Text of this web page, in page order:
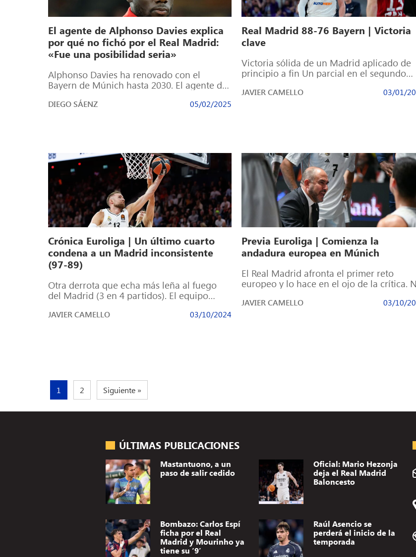
El agente de Alphonso Davies explica
por qué no fichó por el Real Madrid:
«Fue una posibilidad seria»
Alphonso Davies ha renovado con el
Bayern de Múnich hasta 2030. El agente del
«hasta […]
DIEGO SÁENZ 05/02/2025
Real Madrid 88-76 Bayern | Victoria
clave
Victoria sólida de un Madrid aplicado de
principio a fin Un parcial en el segundo
JAVIER CAMELLO 03/01/
Crónica Euroliga | Un último cuarto
condena a un Madrid inconsistente
(97-89)
Otra derrota que echa más leña al fuego
del Madrid (3 en 4 partidos). El equipo
JAVIER CAMELLO 03/10/2024
Previa Euroliga | Comienza la
andadura europea en Múnich
El Real Madrid afronta el primer reto
europeo y lo hace en el ojo de la crítica.
JAVIER CAMELLO 03/10/
1 2 Siguiente »
ÚLTIMAS PUBLICACIONES
Mastantuono, a un
paso de salir cedido
Oficial: Mario Hezonja
deja el Real Madrid
Baloncesto
Bombazo: Carlos Espí
ficha por el Real
Madrid y Mourinho ya
tiene su ‘9’
Raúl Asencio se
perderá el inicio de la
temporada